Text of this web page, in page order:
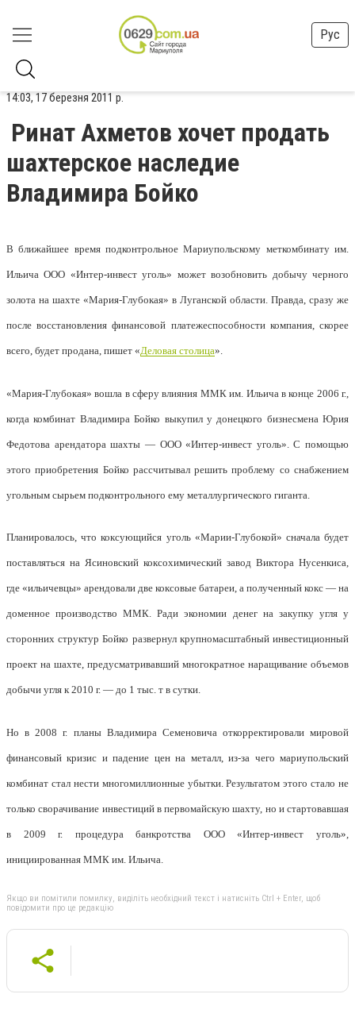
Рус
14:03, 17 березня 2011 р.
Ринат Ахметов хочет продать
шахтерское наследие
Владимира Бойко
В ближайшее время подконтрольное Мариупольскому меткомбинату им.
Ильича ООО «Интер-инвест уголь» может возобновить добычу черного
золота на шахте «Мария-Глубокая» в Луганской области. Правда, сразу же
после восстановления финансовой платежеспособности компания, скорее
всего, будет продана, пишет «Деловая столица».
«Мария-Глубокая» вошла в сферу влияния ММК им. Ильича в конце 2006 г.,
когда комбинат Владимира Бойко выкупил у донецкого бизнесмена Юрия
Федотова арендатора шахты — ООО «Интер-инвест уголь». С помощью
этого приобретения Бойко рассчитывал решить проблему со снабжением
угольным сырьем подконтрольного ему металлургического гиганта.
Планировалось, что коксующийся уголь «Марии-Глубокой» сначала будет
поставляться на Ясиновский коксохимический завод Виктора Нусенкиса,
где «ильичевцы» арендовали две коксовые батареи, а полученный кокс — на
доменное производство ММК. Ради экономии денег на закупку угля у
сторонних структур Бойко развернул крупномасштабный инвестиционный
проект на шахте, предусматривавший многократное наращивание объемов
добычи угля к 2010 г. — до 1 тыс. т в сутки.
Но в 2008 г. планы Владимира Семеновича откорректировали мировой
финансовый кризис и падение цен на металл, из-за чего мариупольский
комбинат стал нести многомиллионные убытки. Результатом этого стало не
только сворачивание инвестиций в первомайскую шахту, но и стартовавшая
в 2009 г. процедура банкротства ООО «Интер-инвест уголь»,
инициированная ММК им. Ильича.
Якщо ви помітили помилку, виділіть необхідний текст і натисніть Ctrl + Enter, щоб
повідомити про це редакцію